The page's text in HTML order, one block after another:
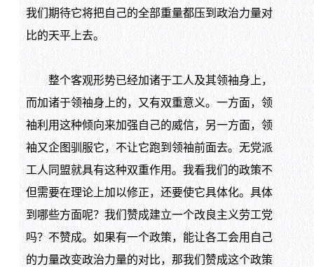
我们期待它将把自己的全部重量都压到政治力量对
比的天平上去。
整个客观形势已经加诸于工人及其领袖身上，
而加诸于领袖身上的，又有双重意义。一方面，领
袖利用这种倾向来加强自己的威信，另一方面，领
袖又企图驯服它，不让它跑到领袖前面去。无党派
工人同盟就具有这种双重作用。我看我们的政策不
但需要在理论上加以修正，还要使它具体化。具体
到哪些方面呢？我们赞成建立一个改良主义劳工党
吗？不赞成。如果有一个政策，能让各工会用自己
的力量改变政治力量的对比，那我们赞成这个政策